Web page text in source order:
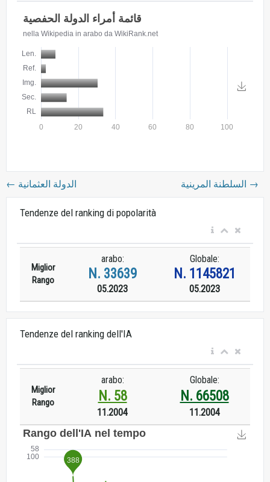
← الدولة العثمانية →
Tendenze del ranking di popolarità
Miglior
Rango
arabo:
N. 33639
05.2023
Globale:
N. 1145821
05.2023
Tendenze del ranking dell'IA
Miglior
Rango
arabo:
N. 58
11.2004
Globale:
N. 66508
11.2004